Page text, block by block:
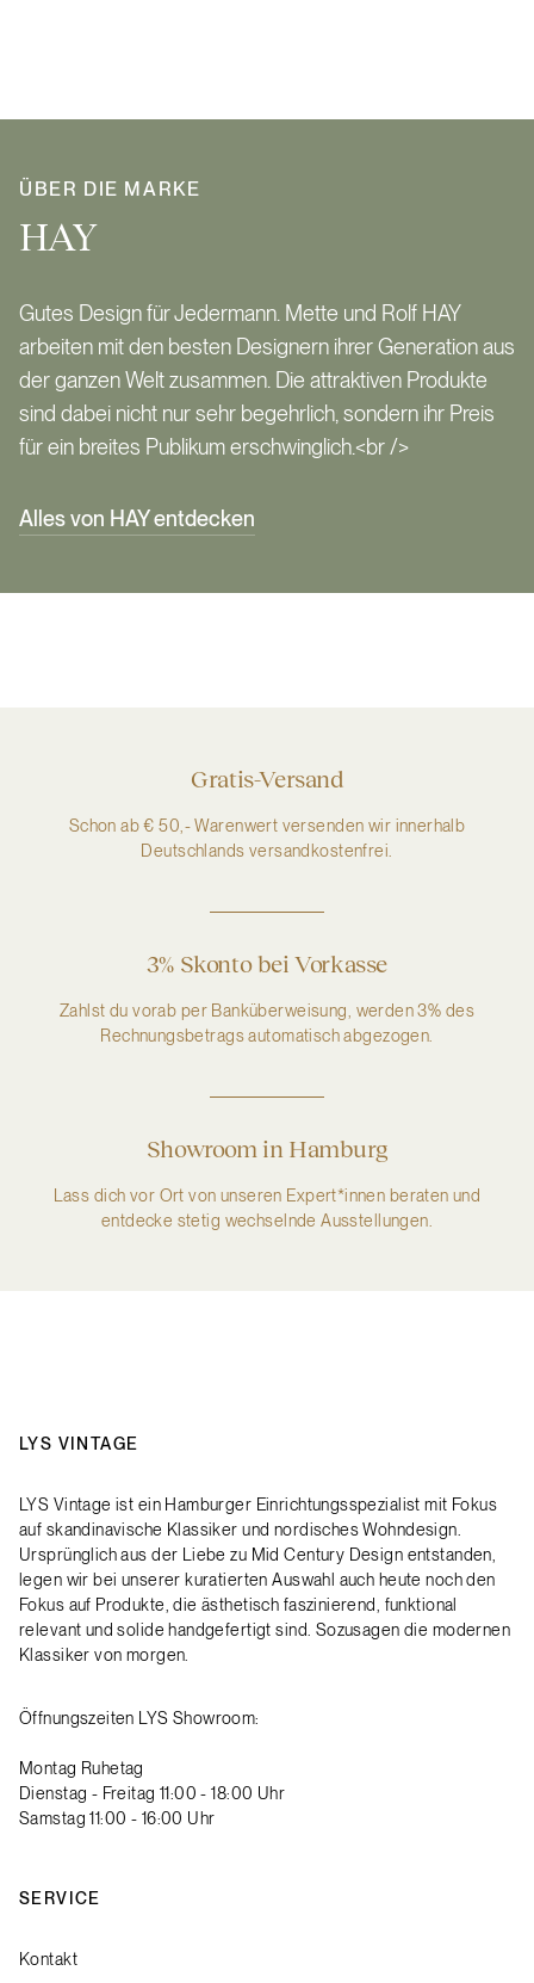
ÜBER DIE MARKE
HAY
Gutes Design für Jedermann. Mette und Rolf HAY
arbeiten mit den besten Designern ihrer Generation aus
der ganzen Welt zusammen. Die attraktiven Produkte
sind dabei nicht nur sehr begehrlich, sondern ihr Preis
für ein breites Publikum erschwinglich.<br />
Alles von HAY entdecken
Gratis-Versand
Schon ab € 50,- Warenwert versenden wir innerhalb
Deutschlands versandkostenfrei.
3% Skonto bei Vorkasse
Zahlst du vorab per Banküberweisung, werden 3% des
Rechnungsbetrags automatisch abgezogen.
Showroom in Hamburg
Lass dich vor Ort von unseren Expert*innen beraten und
entdecke stetig wechselnde Ausstellungen.
LYS VINTAGE
LYS Vintage ist ein Hamburger Einrichtungsspezialist mit Fokus
auf skandinavische Klassiker und nordisches Wohndesign.
Ursprünglich aus der Liebe zu Mid Century Design entstanden,
legen wir bei unserer kuratierten Auswahl auch heute noch den
Fokus auf Produkte, die ästhetisch faszinierend, funktional
relevant und solide handgefertigt sind. Sozusagen die modernen
Klassiker von morgen.
Öffnungszeiten LYS Showroom:
Montag Ruhetag
Dienstag - Freitag 11:00 - 18:00 Uhr
Samstag 11:00 - 16:00 Uhr
SERVICE
Kontakt